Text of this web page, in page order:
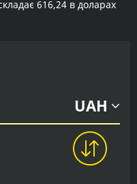
616,24 в доларах
UAH